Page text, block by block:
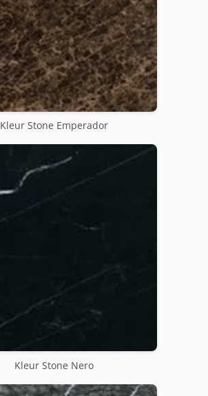
Kleur Stone Emperador
Kleur Stone Nero